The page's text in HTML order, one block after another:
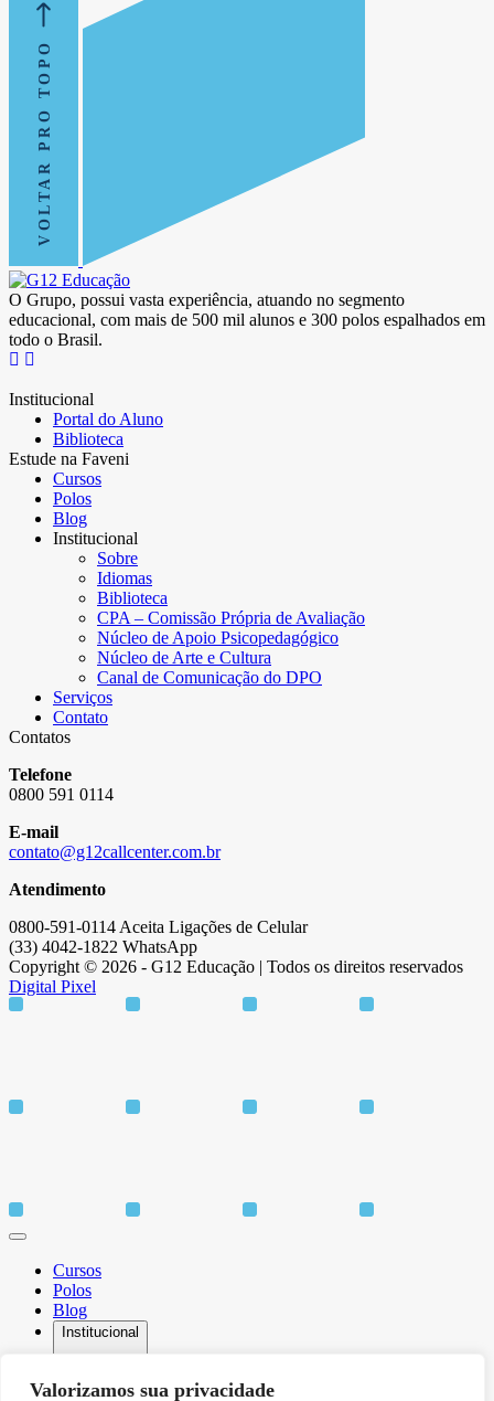
Valorizamos sua privacidade
VOLTAR PRO TOPO
O Grupo, possui vasta experiência, atuando no segmento
educacional, com mais de 500 mil alunos e 300 polos espalhados em
todo o Brasil.
Institucional
Portal do Aluno
Biblioteca
Estude na Faveni
Cursos
Polos
Blog
Institucional
Sobre
Idiomas
Biblioteca
CPA – Comissão Própria de Avaliação
Núcleo de Apoio Psicopedagógico
Núcleo de Arte e Cultura
Canal de Comunicação do DPO
Serviços
Contato
Contatos
Telefone
0800 591 0114
E-mail
contato@g12callcenter.com.br
Atendimento
0800-591-0114 Aceita Ligações de Celular
(33) 4042-1822 WhatsApp
Copyright © 2026 - G12 Educação | Todos os direitos reservados
Digital Pixel
Cursos
Polos
Blog
Institucional